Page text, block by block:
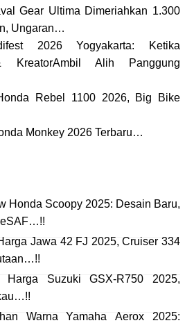
Gear Ultima Dimeriahkan 1.300
Ungaran…
2026 Yogyakarta: Ketika
KreatorAmbil Alih Panggung
Rebel 1100 2026, Big Bike
Monkey 2026 Terbaru…
Honda Scoopy 2025: Desain Baru,
eSAF…!!
Jawa 42 FJ 2025, Cruiser 334
Harga Suzuki GSX-R750 2025,
Warna Yamaha Aerox 2025: